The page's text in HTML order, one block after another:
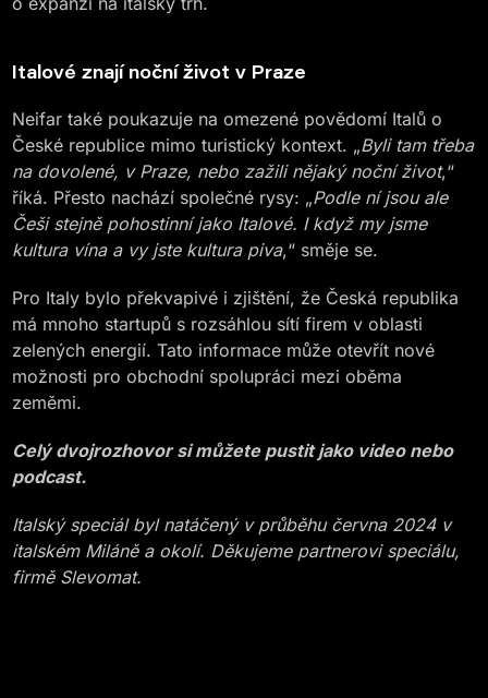
Italové znají noční život v Praze
Neifar také poukazuje na omezené povědomí Italů o
České republice mimo turistický kontext. „Byli tam třeba
na dovolené, v Praze, nebo zažili nějaký noční život,“
říká. Přesto nachází společné rysy: „Podle ní jsou ale
Češi stejně pohostinní jako Italové. I když my jsme
kultura vína a vy jste kultura piva,“ směje se.
Pro Italy bylo překvapivé i zjištění, že Česká republika
má mnoho startupů s rozsáhlou sítí firem v oblasti
zelených energií. Tato informace může otevřít nové
možnosti pro obchodní spolupráci mezi oběma
zeměmi.
Celý dvojrozhovor si můžete pustit jako video nebo
podcast.
Italský speciál byl natáčený v průběhu června 2024 v
italském Miláně a okolí. Děkujeme partnerovi speciálu,
firmě Slevomat.